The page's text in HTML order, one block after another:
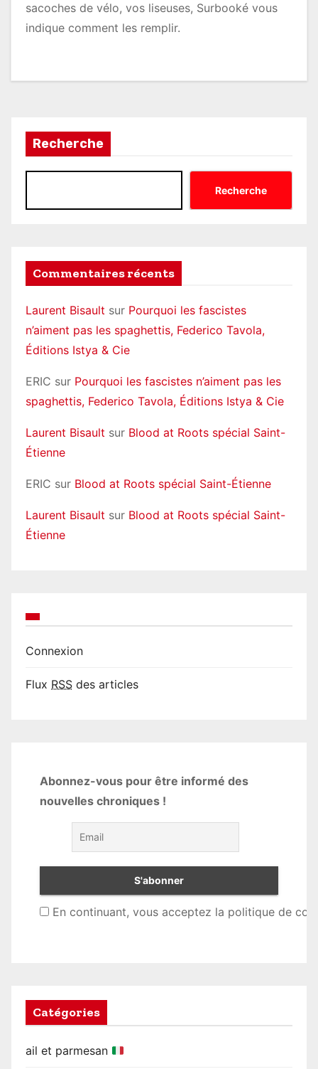
sacoches de vélo, vos liseuses, Surbooké vous
indique comment les remplir.
Recherche
Recherche
Commentaires récents
Laurent Bisault sur Pourquoi les fascistes
n’aiment pas les spaghettis, Federico Tavola,
Éditions Istya & Cie
ERIC sur Pourquoi les fascistes n’aiment pas les
spaghettis, Federico Tavola, Éditions Istya & Cie
Laurent Bisault sur Blood at Roots spécial Saint-
Étienne
ERIC sur Blood at Roots spécial Saint-Étienne
Laurent Bisault sur Blood at Roots spécial Saint-
Étienne
Connexion
Flux RSS des articles
Abonnez-vous pour être informé des
nouvelles chroniques !
En continuant, vous acceptez la politique de
Catégories
ail et parmesan